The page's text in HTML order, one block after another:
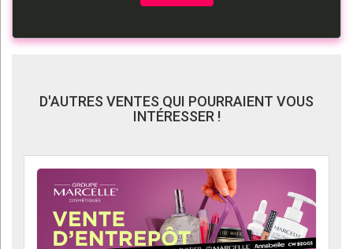
D'AUTRES VENTES QUI POURRAIENT VOUS
INTÉRESSER !